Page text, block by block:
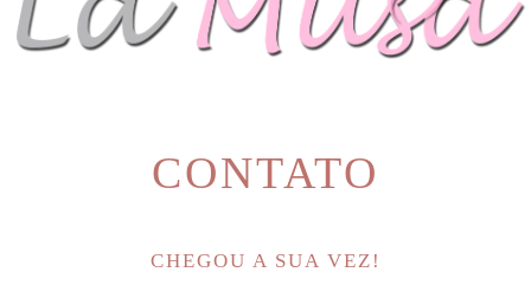
CONTATO
CHEGOU A SUA VEZ!